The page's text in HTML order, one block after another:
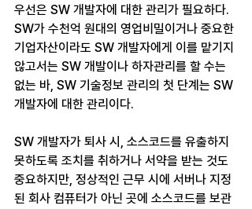
우선은 SW 개발자에 대한 관리가 필요하다.
SW가 수천억 원대의 영업비밀이거나 중요한
기업자산이라도 SW 개발자에게 이를 맡기지
않고서는 SW 개발이나 하자관리를 할 수는
없는 바, SW 기술정보 관리의 첫 단계는 SW
개발자에 대한 관리이다.
SW 개발자가 퇴사 시, 소스코드를 유출하지
못하도록 조치를 취하거나 서약을 받는 것도
중요하지만, 정상적인 근무 시에 서버나 지정
된 회사 컴퓨터가 아닌 곳에 소스코드를 보관